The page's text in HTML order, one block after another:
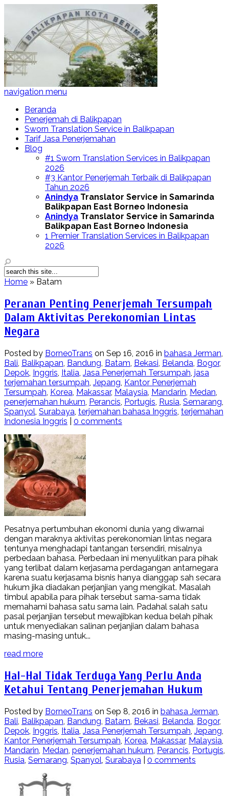
navigation menu
Beranda
Penerjemah di Balikpapan
Sworn Translation Service in Balikpapan
Tarif Jasa Penerjemahan
Blog
#1 Sworn Translation Services in Balikpapan
2026
#3 Kantor Penerjemah Terbaik di Balikpapan
Tahun 2026
Anindya Translator Service in Samarinda
Balikpapan East Borneo Indonesia
Anindya Translator Service in Samarinda
Balikpapan East Borneo Indonesia
1 Premier Translation Services in Balikpapan
2026
Home » Batam
Peranan Penting Penerjemah Tersumpah
Dalam Aktivitas Perekonomian Lintas
Negara
Posted by BorneoTrans on Sep 16, 2016 in bahasa Jerman,
Bali, Balikpapan, Bandung, Batam, Bekasi, Belanda, Bogor,
Depok, Inggris, Italia, Jasa Penerjemah Tersumpah, jasa
terjemahan tersumpah, Jepang, Kantor Penerjemah
Tersumpah, Korea, Makassar, Malaysia, Mandarin, Medan,
penerjemahan hukum, Perancis, Portugis, Rusia, Semarang,
Spanyol, Surabaya, terjemahan bahasa Inggris, terjemahan
Indonesia Inggris
0 comments
Pesatnya pertumbuhan ekonomi dunia yang diwarnai
dengan maraknya aktivitas perekonomian lintas negara
tentunya menghadapi tantangan tersendiri, misalnya
perbedaan bahasa. Perbedaan ini menyulitkan para pihak
yang terlibat dalam kerjasama perdagangan antarnegara
karena suatu kerjasama bisnis hanya dianggap sah secara
hukum jika diadakan perjanjian yang mengikat. Masalah
timbul apabila para pihak tersebut sama-sama tidak
memahami bahasa satu sama lain. Padahal salah satu
pasal perjanjian tersebut mewajibkan kedua belah pihak
untuk menyediakan salinan perjanjian dalam bahasa
masing-masing untuk...
read more
Hal-Hal Tidak Terduga Yang Perlu Anda
Ketahui Tentang Penerjemahan Hukum
Posted by BorneoTrans on Sep 8, 2016 in bahasa Jerman
Bali Balikpapan Bandung Batam Bekasi Belanda Bogor,
Depok Inggris Italia Jasa Penerjemah Tersumpah Jepang
Kantor Penerjemah Tersumpah Korea Makassar, Malaysia
Mandarin Medan penerjemahan hukum Perancis Portugis
Rusia Semarang Spanyol Surabaya 0 comments